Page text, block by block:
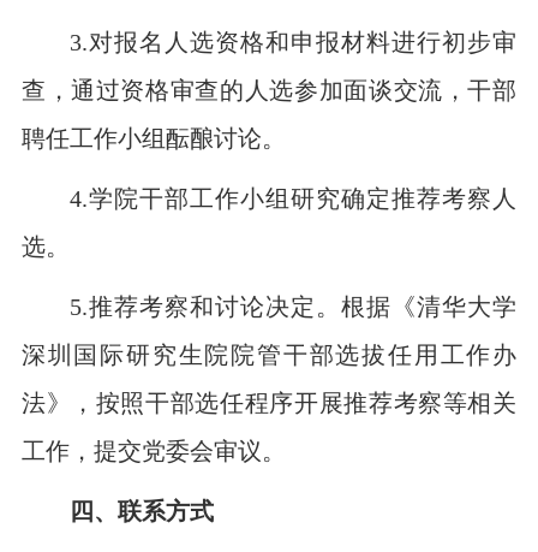
3.对报名人选资格和申报材料进行初步审
查，通过资格审查的人选参加面谈交流，干部
聘任工作小组酝酿讨论。
4.学院干部工作小组研究确定推荐考察人
选。
5.推荐考察和讨论决定。根据《清华大学
深圳国际研究生院院管干部选拔任用工作办
法》，按照干部选任程序开展推荐考察等相关
工作，提交党委会审议。
四、联系方式